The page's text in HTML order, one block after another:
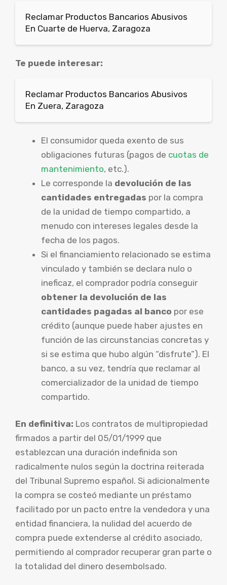
Reclamar Productos Bancarios Abusivos
En Cuarte de Huerva, Zaragoza
Te puede interesar:
Reclamar Productos Bancarios Abusivos
En Zuera, Zaragoza
El consumidor queda exento de sus
obligaciones futuras (pagos de cuotas de
mantenimiento, etc.).
Le corresponde la devolución de las
cantidades entregadas por la compra
de la unidad de tiempo compartido, a
menudo con intereses legales desde la
fecha de los pagos.
Si el financiamiento relacionado se estima
vinculado y también se declara nulo o
ineficaz, el comprador podría conseguir
obtener la devolución de las
cantidades pagadas al banco por ese
crédito (aunque puede haber ajustes en
función de las circunstancias concretas y
si se estima que hubo algún “disfrute”). El
banco, a su vez, tendría que reclamar al
comercializador de la unidad de tiempo
compartido.
En definitiva: Los contratos de multipropiedad
firmados a partir del 05/01/1999 que
establezcan una duración indefinida son
radicalmente nulos según la doctrina reiterada
del Tribunal Supremo español. Si adicionalmente
la compra se costeó mediante un préstamo
facilitado por un pacto entre la vendedora y una
entidad financiera, la nulidad del acuerdo de
compra puede extenderse al crédito asociado,
permitiendo al comprador recuperar gran parte o
la totalidad del dinero desembolsado.